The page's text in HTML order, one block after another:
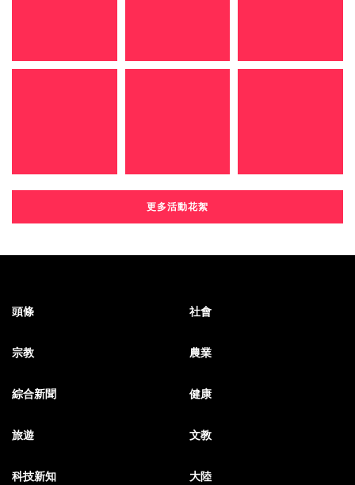
更多活動花絮
頭條 社會
宗教 農業
綜合新聞 健康
旅遊 文教
科技新知 大陸